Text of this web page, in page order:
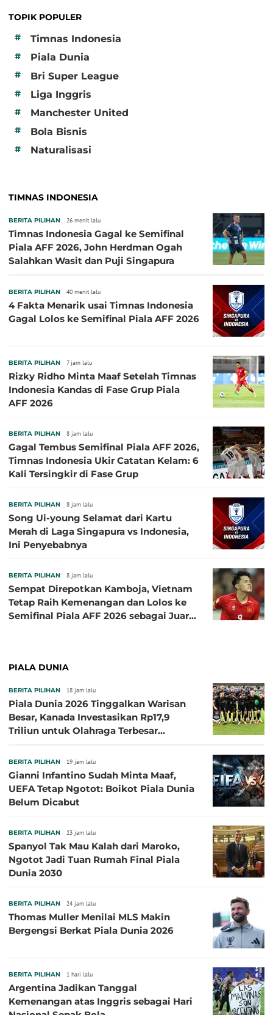
TOPIK POPULER
#
Timnas Indonesia
# Piala Dunia
# Bri Super League
# Liga Inggris
# Manchester United
# Bola Bisnis
# Naturalisasi
TIMNAS INDONESIA
BERITA PILIHAN 26 menit lalu
Timnas Indonesia Gagal ke Semifinal
Piala AFF 2026, John Herdman Ogah
Salahkan Wasit dan Puji Singapura
BERITA PILIHAN 40 menit lalu
4 Fakta Menarik usai Timnas Indonesia
Gagal Lolos ke Semifinal Piala AFF 2026
BERITA PILIHAN 7 jam lalu
Rizky Ridho Minta Maaf Setelah Timnas
Indonesia Kandas di Fase Grup Piala
AFF 2026
BERITA PILIHAN 8 jam lalu
Gagal Tembus Semifinal Piala AFF 2026,
Timnas Indonesia Ukir Catatan Kelam: 6
Kali Tersingkir di Fase Grup
BERITA PILIHAN 8 jam lalu
Song Ui-young Selamat dari Kartu
Merah di Laga Singapura vs Indonesia,
Ini Penyebabnya
BERITA PILIHAN 8 jam lalu
Sempat Direpotkan Kamboja, Vietnam
Tetap Raih Kemenangan dan Lolos ke
Semifinal Piala AFF 2026 sebagai Juara
PIALA DUNIA
BERITA PILIHAN 18 jam lalu
Piala Dunia 2026 Tinggalkan Warisan
Besar, Kanada Investasikan Rp17,9
Triliun untuk Olahraga Terbesar
BERITA PILIHAN 19 jam lalu
Gianni Infantino Sudah Minta Maaf,
UEFA Tetap Ngotot: Boikot Piala Dunia
Belum Dicabut
BERITA PILIHAN 23 jam lalu
Spanyol Tak Mau Kalah dari Maroko,
Ngotot Jadi Tuan Rumah Final Piala
Dunia 2030
BERITA PILIHAN 24 jam lalu
Thomas Muller Menilai MLS Makin
Bergengsi Berkat Piala Dunia 2026
BERITA PILIHAN 1 hari lalu
Argentina Jadikan Tanggal
Kemenangan atas Inggris sebagai Hari